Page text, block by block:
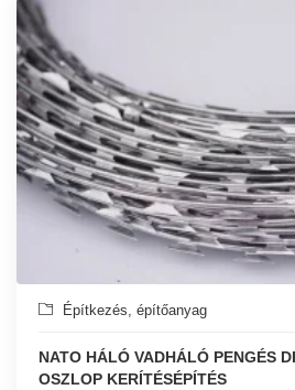
Építkezés, építőanyag
NATO HÁLÓ VADHÁLÓ PENGÉS
OSZLOP KERÍTÉSÉPÍTÉS